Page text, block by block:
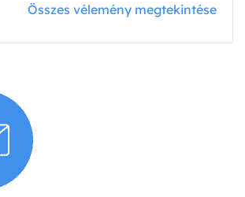
Összes vélemény megtekintése